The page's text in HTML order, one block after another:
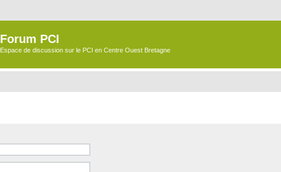
Forum PCI
Espace de discussion sur le PCI en Centre Ouest Bretagne